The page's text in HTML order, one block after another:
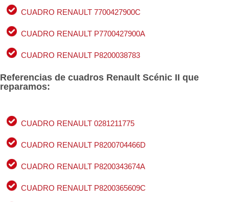
CUADRO RENAULT 7700427900C
CUADRO RENAULT P7700427900A
CUADRO RENAULT P8200038783
Referencias de cuadros Renault Scénic II que
reparamos:
CUADRO RENAULT 0281211775
CUADRO RENAULT P8200704466D
CUADRO RENAULT P8200343674A
CUADRO RENAULT P8200365609C